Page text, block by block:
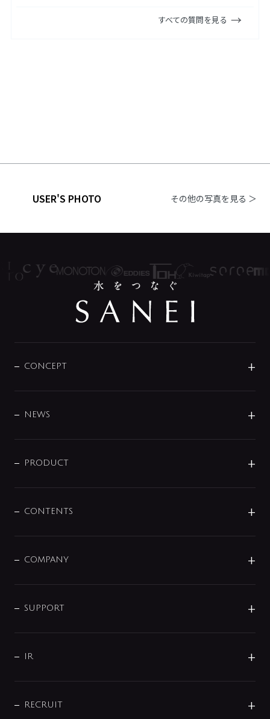
すべての質問を見る
USER'S PHOTO その他の写真を見る ＞
CONCEPT
DESIGN
NEWS
商品に関して
その他
PRODUCT
センサー・タッチ水栓
単水栓
分岐
配管システム
バス・空調周辺用品
CONTENTS
じぶんシャワーが見つかる
COMPANY
企業理念
会社概要
事業所案内
SUPPORT
よくあるご質問
データダウンロード
IR
IRニュース
RECRUIT